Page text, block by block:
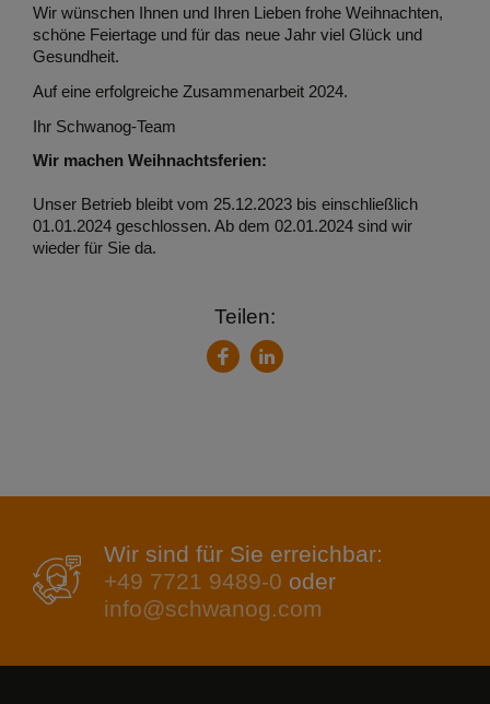
Wir wünschen Ihnen und Ihren Lieben frohe Weihnachten,
schöne Feiertage und für das neue Jahr viel Glück und
Gesundheit.
Auf eine erfolgreiche Zusammenarbeit 2024.
Ihr Schwanog-Team
Wir machen Weihnachtsferien:
Unser Betrieb bleibt vom 25.12.2023 bis einschließlich
01.01.2024 geschlossen. Ab dem 02.01.2024 sind wir
wieder für Sie da.
Teilen:
FacebookLinkedIn
Wir sind für Sie erreichbar:
+49 7721 9489-0 oder
info@schwanog.com